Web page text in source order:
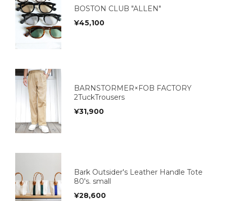
BOSTON CLUB "ALLEN"
¥45,100
BARNSTORMER×FOB FACTORY
2TuckTrousers
¥31,900
Bark Outsider's Leather Handle Tote
80's. small
¥28,600